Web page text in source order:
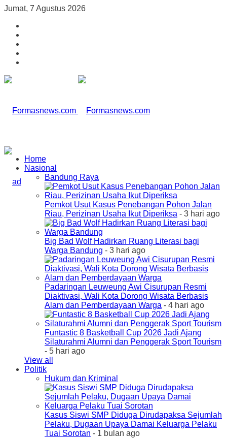
Jumat, 7 Agustus 2026
Home
Nasional
Bandung Raya
Pemkot Usut Kasus Penebangan Pohon Jalan
Riau, Perizinan Usaha Ikut Diperiksa - 3 hari ago
Big Bad Wolf Hadirkan Ruang Literasi bagi
Warga Bandung - 3 hari ago
Padaringan Leuweung Awi Cisurupan Resmi
Diaktivasi, Wali Kota Dorong Wisata Berbasis
Alam dan Pemberdayaan Warga - 4 hari ago
Funtastic 8 Basketball Cup 2026 Jadi Ajang
Silaturahmi Alumni dan Penggerak Sport Tourism
- 5 hari ago
View all
Politik
Hukum dan Kriminal
Kasus Siswi SMP Diduga Dirudapaksa Sejumlah
Pelaku, Dugaan Upaya Damai Keluarga Pelaku
Tuai Sorotan - 1 bulan ago